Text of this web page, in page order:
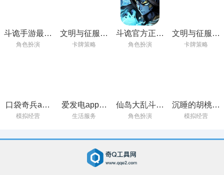
斗诡手游最新
版下载
角色扮演
文明与征服官
方正版下载
卡牌策略
斗诡官方正版
下载
角色扮演
文明与征服官
方版下载
卡牌策略
口袋奇兵app
官方下载
模拟经营
爱发电app官
方下载
生活服务
仙岛大乱斗手
机版下载安装
角色扮演
沉睡的胡桃触
摸游戏安卓汉
模拟经营